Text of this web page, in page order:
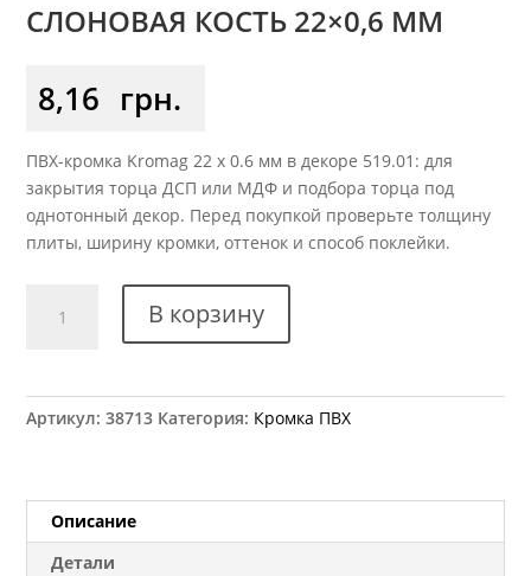
СЛОНОВАЯ КОСТЬ 22×0,6 ММ
8,16 грн.
ПВХ-кромка Kromag 22 x 0.6 мм в декоре 519.01: для
закрытия торца ДСП или МДФ и подбора торца под
однотонный декор. Перед покупкой проверьте толщину
плиты, ширину кромки, оттенок и способ поклейки.
товара
519.01
22x0,6
мм
В корзину
Артикул:38713 Категория: Кромка ПВХ
Описание
Детали